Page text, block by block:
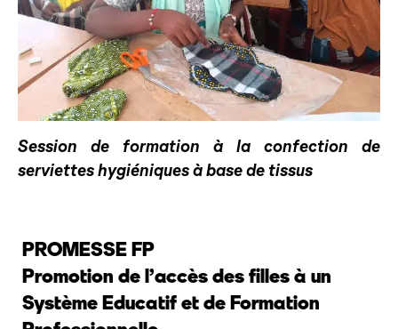
Session de formation à la confection de
serviettes hygiéniques à base de tissus
PROMESSE FP
Promotion de l’accès des filles à un
Système Educatif et de Formation